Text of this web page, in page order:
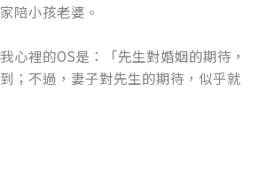
陪小孩老婆。
心裡的OS是：「先生對婚姻的期待，
；不過，妻子對先生的期待，似乎就